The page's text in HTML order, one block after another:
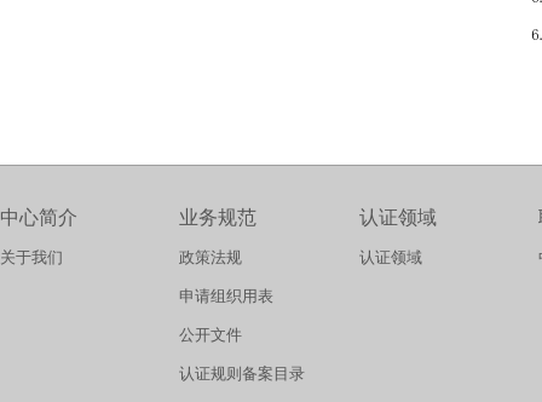
中心简介
关于我们
业务规范
政策法规
申请组织用表
公开文件
认证规则备案目录
认证领域
认证领域